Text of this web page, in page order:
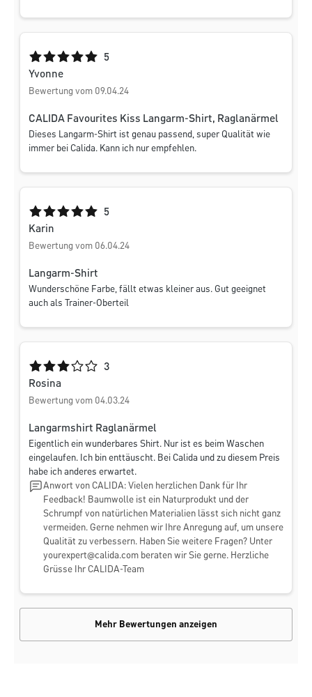
Durchschnittliche Bewertung von 5 von 5 Sternen
5
Yvonne
Bewertung vom 09.04.24
CALIDA Favourites Kiss Langarm-Shirt, Raglanärmel
Dieses Langarm-Shirt ist genau passend, super Qualität wie
immer bei Calida. Kann ich nur empfehlen.
Durchschnittliche Bewertung von 5 von 5 Sternen
5
Karin
Bewertung vom 06.04.24
Langarm-Shirt
Wunderschöne Farbe, fällt etwas kleiner aus. Gut geeignet
auch als Trainer-Oberteil
Durchschnittliche Bewertung von 3 von 5 Sternen
3
Rosina
Bewertung vom 04.03.24
Langarmshirt Raglanärmel
Eigentlich ein wunderbares Shirt. Nur ist es beim Waschen
eingelaufen. Ich bin enttäuscht. Bei Calida und zu diesem Preis
habe ich anderes erwartet.
Anwort von CALIDA: Vielen herzlichen Dank für Ihr
Feedback! Baumwolle ist ein Naturprodukt und der
Schrumpf von natürlichen Materialien lässt sich nicht ganz
vermeiden. Gerne nehmen wir Ihre Anregung auf, um unsere
Qualität zu verbessern. Haben Sie weitere Fragen? Unter
yourexpert@calida.com beraten wir Sie gerne. Herzliche
Grüsse Ihr CALIDA-Team
Mehr Bewertungen anzeigen